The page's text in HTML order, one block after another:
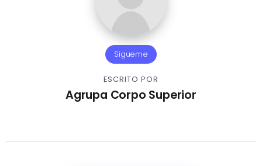
Sígueme
ESCRITO POR
Agrupa Corpo Superior